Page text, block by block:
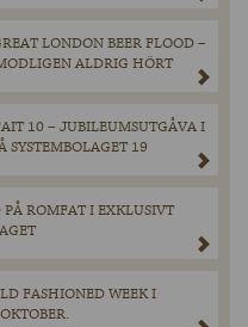
LONDON BEER FLOOD –
ALDRIG HÖRT
10 – JUBILEUMSUTGÅVA I
SYSTEMBOLAGET 19
ROMFAT I EXKLUSIVT
FASHIONED WEEK I